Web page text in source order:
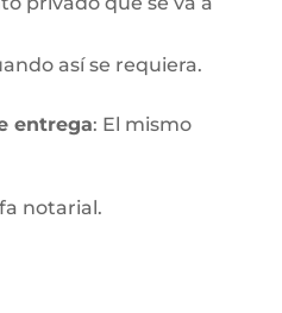
así se requiera.
entrega: El mismo
notarial.